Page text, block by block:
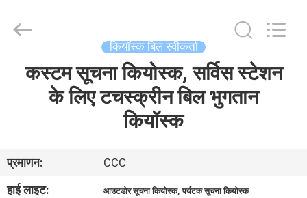
हमारे
बारे
Reader
Online
Reserved.
कियॉस्क बिल स्वीकर्ता
कस्टम सूचना कियोस्क, सर्विस स्टेशन
के लिए टचस्क्रीन बिल भुगतान
कियॉस्क
प्रमाणन:
CCC
हाई लाइट:
आउटडोर सूचना कियोस्क,पर्यटक सूचना कियोस्क